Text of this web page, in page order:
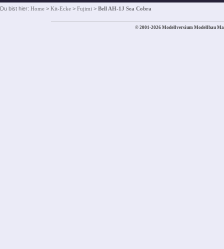
Du bist hier: Home > Kit-Ecke > Fujimi > Bell AH-1J Sea Cobra
© 2001-2026 Modellversium Modellbau